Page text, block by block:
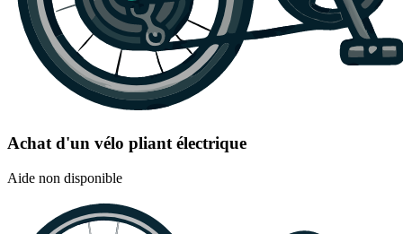
Achat d'un vélo pliant électrique
Aide non disponible